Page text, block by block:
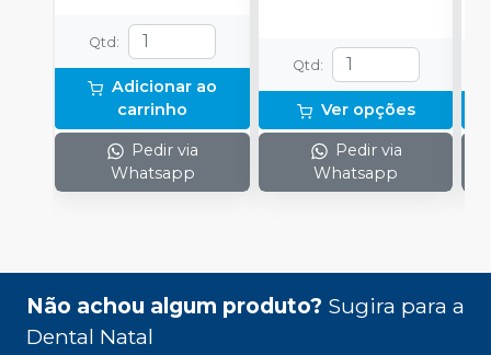
Qtd :
Adicionar ao
carrinho
Pedir via
Whatsapp
Qtd :
Ver opções
Pedir via
Whatsapp
Não achou algum produto? Sugira para a
Dental Natal